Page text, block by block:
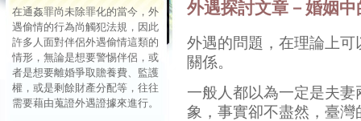
在通姦罪尚未除罪化的當今，外
遇偷情的行為尚觸犯法規，因此
許多人面對伴侶外遇偷情這類的
情形，無論是想要警惕伴侶，或
者是想要離婚爭取贍養費、監護
權，或是剩餘財產分配等，往往
需要藉由蒐證外遇證據來進行。
外遇探討文章－婚姻
外遇的問題，在理論上
關係。
一般人都以為一定是夫
象，事實卻不盡然，臺